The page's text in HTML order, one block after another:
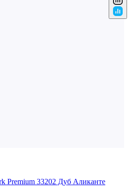
Premium 33202 Дуб Аликанте